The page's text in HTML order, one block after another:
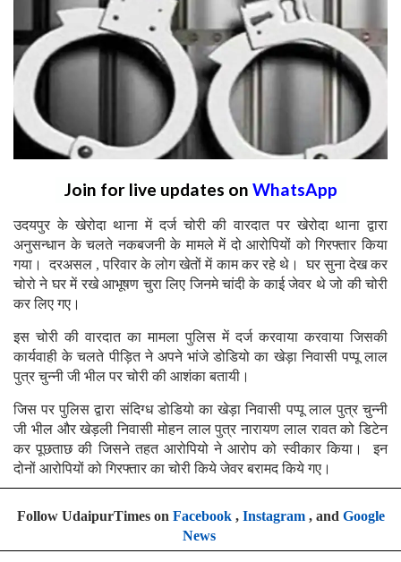
Join for live updates on WhatsApp
उदयपुर के खेरोदा थाना में दर्ज चोरी की वारदात पर खेरोदा थाना द्वारा
अनुसन्धान के चलते नकबजनी के मामले में दो आरोपियों को गिरफ्तार किया
गया। दरअसल , परिवार के लोग खेतों में काम कर रहे थे। घर सुना देख कर
चोरो ने घर में रखे आभूषण चुरा लिए जिनमे चांदी के काई जेवर थे जो की चोरी
कर लिए गए।
इस चोरी की वारदात का मामला पुलिस में दर्ज करवाया करवाया जिसकी
कार्यवाही के चलते पीड़ित ने अपने भांजे डोडियो का खेड़ा निवासी पप्पू लाल
पुत्र चुन्नी जी भील पर चोरी की आशंका बतायी।
जिस पर पुलिस द्वारा संदिग्ध डोडियो का खेड़ा निवासी पप्पू लाल पुत्र चुन्नी
जी भील और खेड़ली निवासी मोहन लाल पुत्र नारायण लाल रावत को डिटेन
कर पूछताछ की जिसने तहत आरोपियो ने आरोप को स्वीकार किया। इन
दोनों आरोपियों को गिरफ्तार का चोरी किये जेवर बरामद किये गए।
Follow UdaipurTimes on Facebook, Instagram, and Google
News